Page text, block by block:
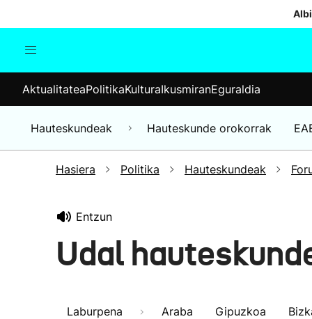
Munduko albisteak
Hauteskundeak
AktualitateaPolitikaKulturaIkusmiranEguraldia
Hauteskundeak Hauteskunde orokorrak
Hasiera Politika Hauteskundeak
Entzun
Udal
Laburpena Araba Gipuzkoa